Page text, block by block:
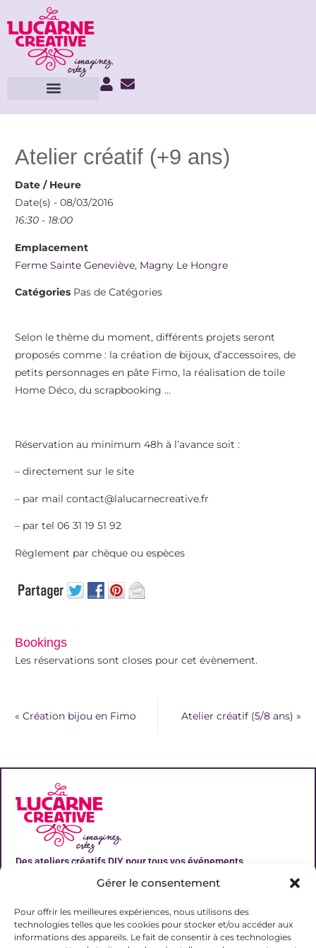
Gérer le consentement
Pour offrir les meilleures expériences, nous utilisons des
technologies telles que les cookies pour stocker et/ou accéder aux
informations des appareils. Le fait de consentir à ces technologies
Atelier créatif (+9 ans)
Date / Heure
Date(s) - 08/03/2016
16:30 - 18:00
Emplacement
Ferme Sainte Geneviève, Magny Le Hongre
Catégories Pas de Catégories
Selon le thème du moment, différents projets seront
proposés comme : la création de bijoux, d’accessoires, de
petits personnages en pâte Fimo, la réalisation de toile
Home Déco, du scrapbooking …
Réservation au minimum 48h à l’avance soit :
– directement sur le site
– par mail contact@lalucarnecreative.fr
– par tel 06 31 19 51 92
Règlement par chèque ou espèces
Bookings
Les réservations sont closes pour cet évènement.
« Création bijou en Fimo Atelier créatif (5/8 ans) »
Des ateliers créatifs DIY pour tous vos événements
Liens utiles